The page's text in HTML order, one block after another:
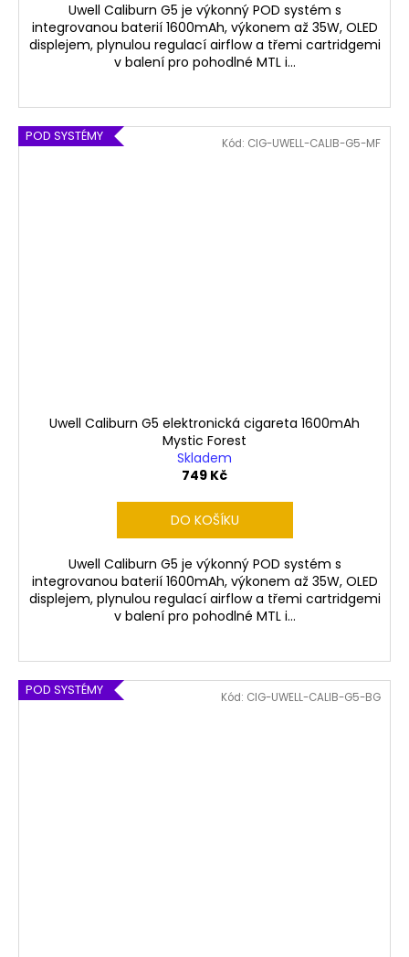
Uwell Caliburn G5 je výkonný POD systém s
integrovanou baterií 1600mAh, výkonem až 35W, OLED
displejem, plynulou regulací airflow a třemi cartridgemi
v balení pro pohodlné MTL i...
POD SYSTÉMY
Uwell Caliburn G5 elektronická cigareta 1600mAh
Mystic Forest
Skladem
749 Kč
DO KOŠÍKU
Uwell Caliburn G5 je výkonný POD systém s
integrovanou baterií 1600mAh, výkonem až 35W, OLED
displejem, plynulou regulací airflow a třemi cartridgemi
v balení pro pohodlné MTL i...
Kód: CIG-UWELL-CALIB-G5-MF
POD SYSTÉMY Kód: CIG-UWELL-CALIB-G5-BG